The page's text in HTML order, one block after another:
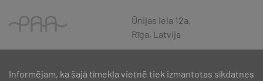
Ūnijas iela 12a,
Rīga, Latvija
Informējam, ka šajā tīmekļa vietnē tiek izmantotas sīkdatnes